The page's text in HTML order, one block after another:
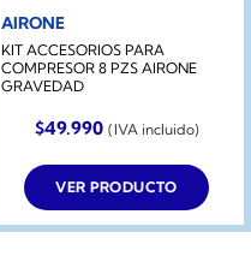
AIRONE
KIT ACCESORIOS PARA
COMPRESOR 8 PZS AIRONE
GRAVEDAD
$49.990 (IVA incluido)
VER PRODUCTO